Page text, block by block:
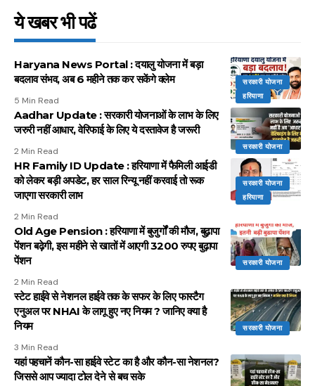
ये खबर भी पढें
सरकारी योजना
हरियाणा
Haryana News Portal : दयालु योजना में बड़ा
बदलाव संभव, अब 6 महीने तक कर सकेंगे क्लेम
5 Min Read
सरकारी योजना
Aadhar Update : सरकारी योजनाओं के लाभ के लिए
जरुरी नहीं आधार, वेरिफाई के लिए ये दस्तावेज है जरूरी
2 Min Read
सरकारी योजना
हरियाणा
HR Family ID Update : हरियाणा में फैमिली आईडी
को लेकर बड़ी अपडेट, हर साल रिन्यू नहीं करवाई तो रूक
जाएगा सरकारी लाभ
2 Min Read
सरकारी योजना
Old Age Pension : हरियाणा में बुजुर्गों की मौज, बुढ़ापा
पेंशन बढ़ेगी, इस महीने से खातों में आएगी 3200 रुपए बुढ़ापा
पेंशन
2 Min Read
सरकारी योजना
स्टेट हाईवे से नेशनल हाईवे तक के सफर के लिए फास्टैग
एनुअल पर NHAI के लागू हुए नए नियम ? जानिए क्या है
नियम
3 Min Read
यहां पहचानें कौन-सा हाईवे स्टेट का है और कौन-सा नेशनल?
जिससे आप ज्यादा टोल देने से बच सके